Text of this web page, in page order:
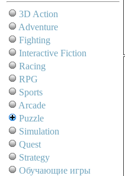
3D Action
Adventure
Fighting
Interactive Fiction
Racing
RPG
Sports
Arcade
Puzzle
Simulation
Quest
Strategy
Обучающие игры